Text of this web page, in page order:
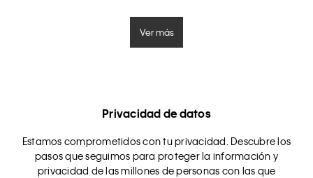
Ver más
Privacidad de datos
Estamos comprometidos con tu privacidad. Descubre los
pasos que seguimos para proteger la información y
privacidad de las millones de personas con las que